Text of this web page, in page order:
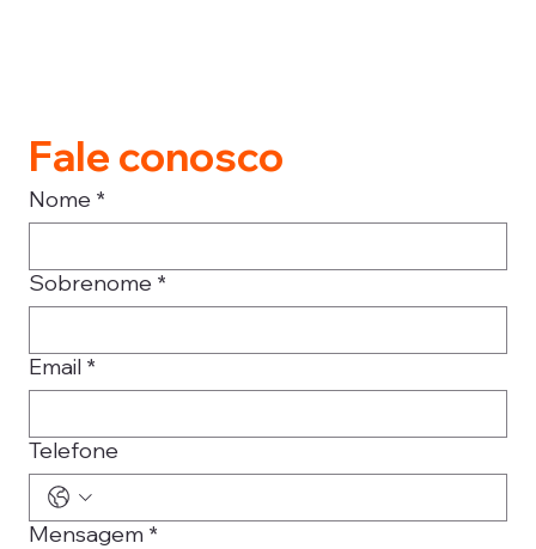
Fale conosco
Nome *
Sobrenome *
Email *
Telefone
Mensagem *